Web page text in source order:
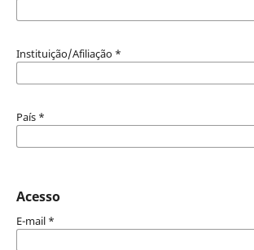
Instituição/Afiliação *
País *
Acesso
E-mail *